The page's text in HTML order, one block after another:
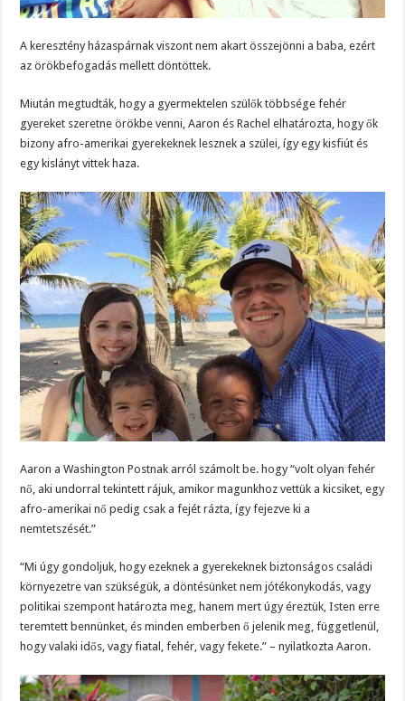
A keresztény házaspárnak viszont nem akart összejönni a baba, ezért
az örökbefogadás mellett döntöttek.
Miután megtudták, hogy a gyermektelen szülők többsége fehér
gyereket szeretne örökbe venni, Aaron és Rachel elhatározta, hogy ők
bizony afro-amerikai gyerekeknek lesznek a szülei, így egy kisfiút és
egy kislányt vittek haza.
Aaron a Washington Postnak arról számolt be. hogy “volt olyan fehér
nő, aki undorral tekintett rájuk, amikor magunkhoz vettük a kicsiket, egy
afro-amerikai nő pedig csak a fejét rázta, így fejezve ki a
nemtetszését.”
“Mi úgy gondoljuk, hogy ezeknek a gyerekeknek biztonságos családi
környezetre van szükségük, a döntésünket nem jótékonykodás, vagy
politikai szempont határozta meg, hanem mert úgy éreztük, Isten erre
teremtett bennünket, és minden emberben ő jelenik meg, függetlenül,
hogy valaki idős, vagy fiatal, fehér, vagy fekete.” – nyilatkozta Aaron.